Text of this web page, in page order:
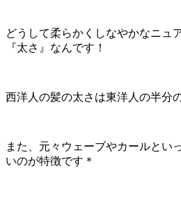
どうして柔らかくしなやかなニュ
『太さ』なんです！
西洋人の髪の太さは東洋人の半分
また、元々ウェーブやカールとい
いのが特徴です＊